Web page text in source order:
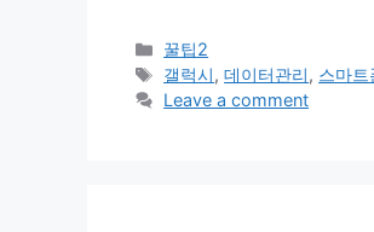
Categories
꿀팁2
Tags
갤럭시,데이터관리, 스마트
Leave a comment